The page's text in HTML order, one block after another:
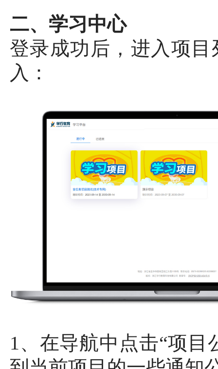
二、学习中心
登录成功后，进入项
入：
1、在导航中点击“项